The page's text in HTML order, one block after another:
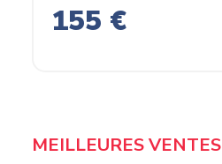
MEILLEURES VENTES
155 €